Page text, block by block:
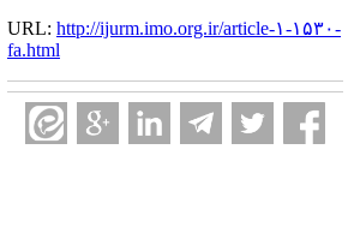
URL: http://ijurm.imo.org.ir/article-۱-۱۵۳۰-
fa.html